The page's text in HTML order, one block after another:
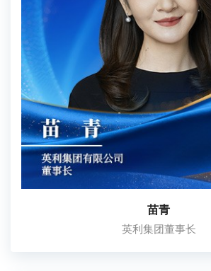
苗青
英利集团董事长